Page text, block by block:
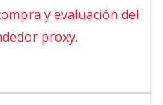
y evaluación del
proxy.